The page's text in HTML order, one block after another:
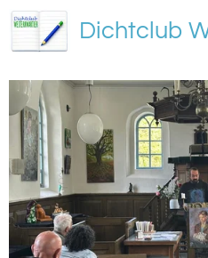
Ga
direct
de
hoofdinhoud